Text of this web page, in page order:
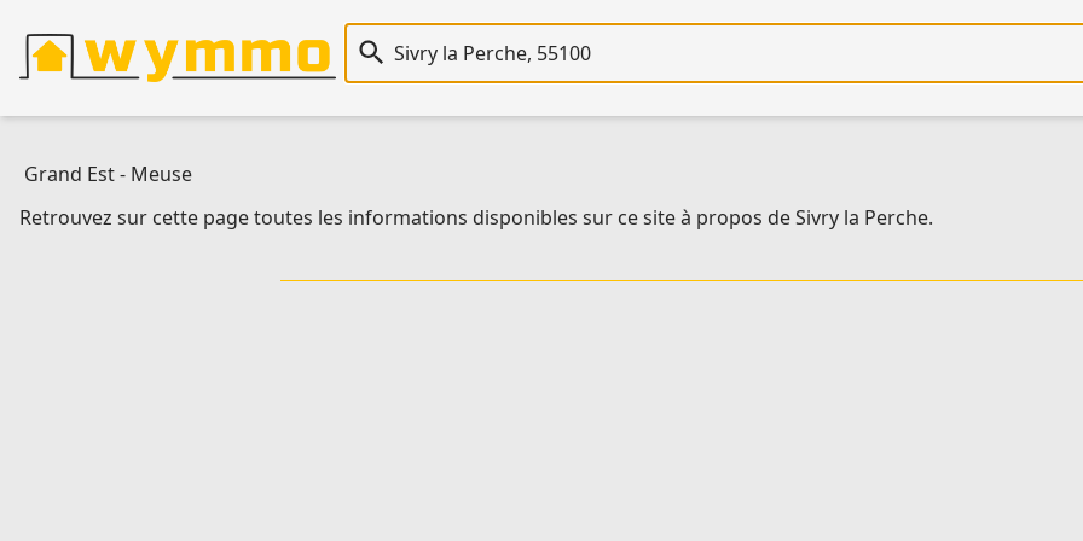
Recherche immobilière
Grand Est- Meuse
Retrouvez sur cette page toutes les informations disponibles sur ce site à propos de Sivry la Perche.